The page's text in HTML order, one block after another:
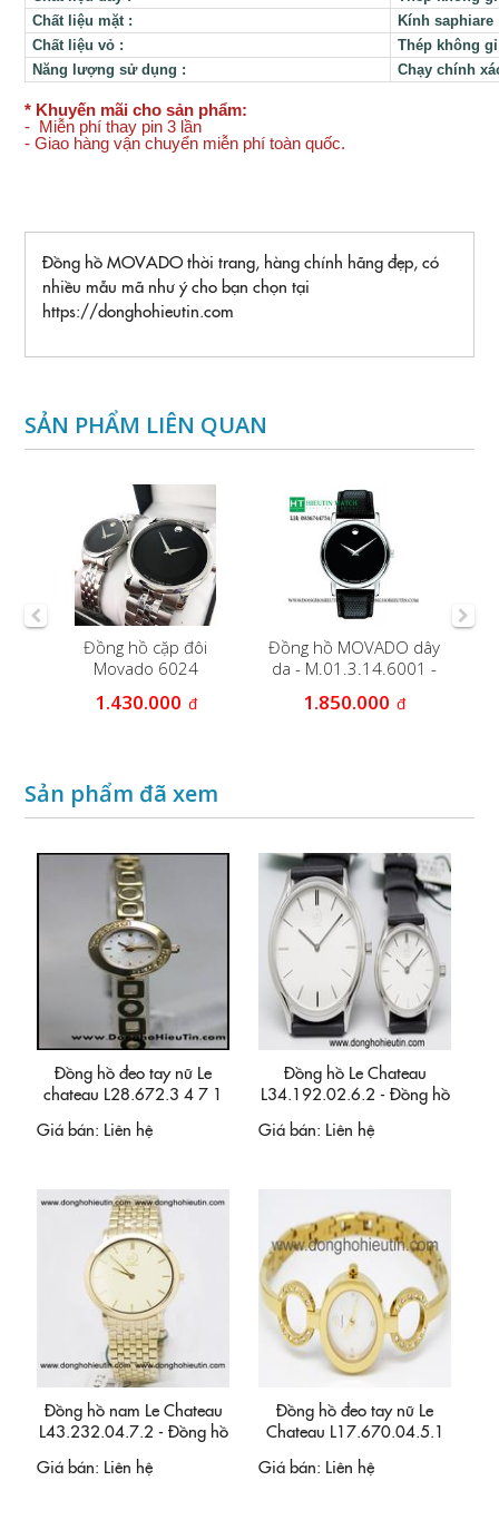
Chất liệu mặt :
Kính saphiare
Chất liệu vỏ :
Thép không
Năng lượng sử dụng : Chạy chính
* Khuyến mãi cho sản phẩm:
- Miễn phí thay pin 3 lần
- Giao hàng vận chuyển miễn phí toàn quốc.
Đồng hồ MOVADO thời trang, hàng chính hãng đẹp, có
nhiều mẫu mã như ý cho bạn chọn tại
https://donghohieutin.com
SẢN PHẨM LIÊN QUAN
Đồng hồ cặp đôi
Movado 6024
1.430.000 đ
Đồng hồ MOVADO dây
da - M.01.3.14.6001 -
1.850.000 đ
Sản phẩm đã xem
Đồng hồ đeo tay nữ Le
chateau L28.672.3 4 7 1
Giá bán: Liên hệ
Đồng hồ Le Chateau
L34.192.02.6.2 - Đồng hồ
Giá bán: Liên hệ
Đồng hồ nam Le Chateau
L43.232.04.7.2 - Đồng hồ
Giá bán: Liên hệ
Đồng hồ đeo tay nữ Le
Chateau L17.670.04.5.1
Giá bán: Liên hệ